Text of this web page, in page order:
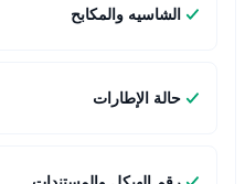
الشاسيه والمكابح
حالة الإطارات